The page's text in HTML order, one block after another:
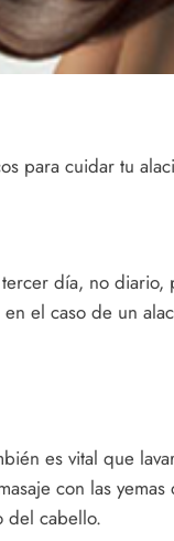
para cuidar tu
día, no
el caso de un
es vital que
con las
del cabello.